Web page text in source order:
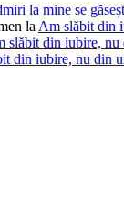
la mine se
la Am slăbit din
slăbit din iubire, nu
din iubire, nu din